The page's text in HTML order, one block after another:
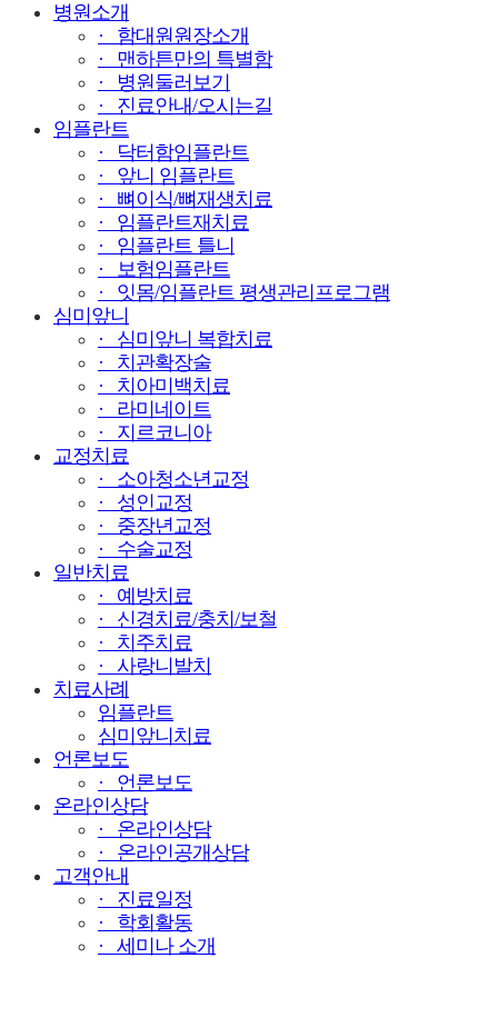
병원소개
· 함대원원장소개
· 맨하튼만의 특별함
· 병원둘러보기
· 진료안내/오시는길
임플란트
· 닥터함임플란트
· 앞니 임플란트
· 뼈이식/뼈재생치료
· 임플란트재치료
· 임플란트 틀니
· 보험임플란트
· 잇몸/임플란트 평생관리프로그램
심미앞니
· 심미앞니 복합치료
· 치관확장술
· 치아미백치료
· 라미네이트
· 지르코니아
교정치료
· 소아청소년교정
· 성인교정
· 중장년교정
· 수술교정
일반치료
· 예방치료
· 신경치료/충치/보철
· 치주치료
· 사랑니발치
치료사례
임플란트
심미앞니치료
언론보도
· 언론보도
온라인상담
· 온라인상담
· 온라인공개상담
고객안내
· 진료일정
· 학회활동
· 세미나 소개